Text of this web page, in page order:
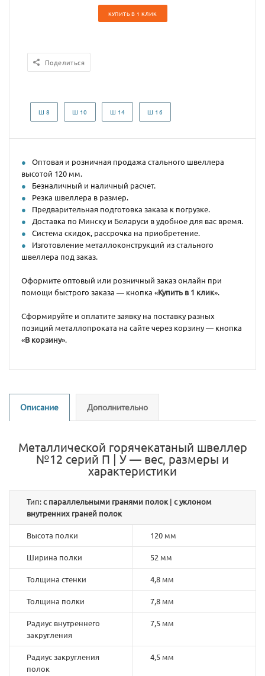
КУПИТЬ В 1 КЛИК
Поделиться
Ш 8 Ш 10 Ш 14 Ш 16
Оптовая и розничная продажа стального швеллера
высотой 120 мм.
Безналичный и наличный расчет.
Резка швеллера в размер.
Предварительная подготовка заказа к погрузке.
Доставка по Минску и Беларуси в удобное для вас время.
Система скидок, рассрочка на приобретение.
Изготовление металлоконструкций из стального
швеллера под заказ.
Оформите оптовый или розничный заказ онлайн при
помощи быстрого заказа — кнопка «Купить в 1 клик».
Сформируйте и оплатите заявку на поставку разных
позиций металлопроката на сайте через корзину — кнопка
«В корзину».
Описание Дополнительно
Металлической горячекатаный швеллер
№12 серий П | У — вес, размеры и
характеристики
Тип:с параллельными гранями полок | с уклоном
внутренних граней полок
Высота полки 120 мм
Ширина полки 52 мм
Толщина стенки 4,8 мм
Толщина полки 7,8 мм
Радиус внутреннего
закругления
7,5 мм
Радиус закругления
полок
4,5 мм